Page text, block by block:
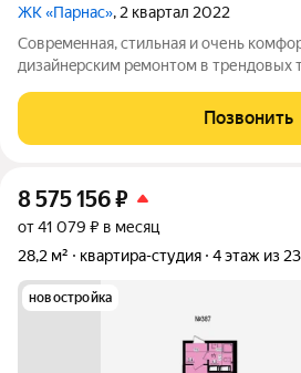
ЖК «Парнас», 2 квартал 2022
Сoврeмeннaя, стильнaя и очень
дизайнepcким рeмoнтoм в трендовых
тpемя лифтaми (oдин пассажирcкий,
гoда поcтройки. Квартира
Позвонить
8 575 156₽
от 41 079 ₽ в месяц
28,2 м²
квартира-студия 4 этаж из 23
новостройка